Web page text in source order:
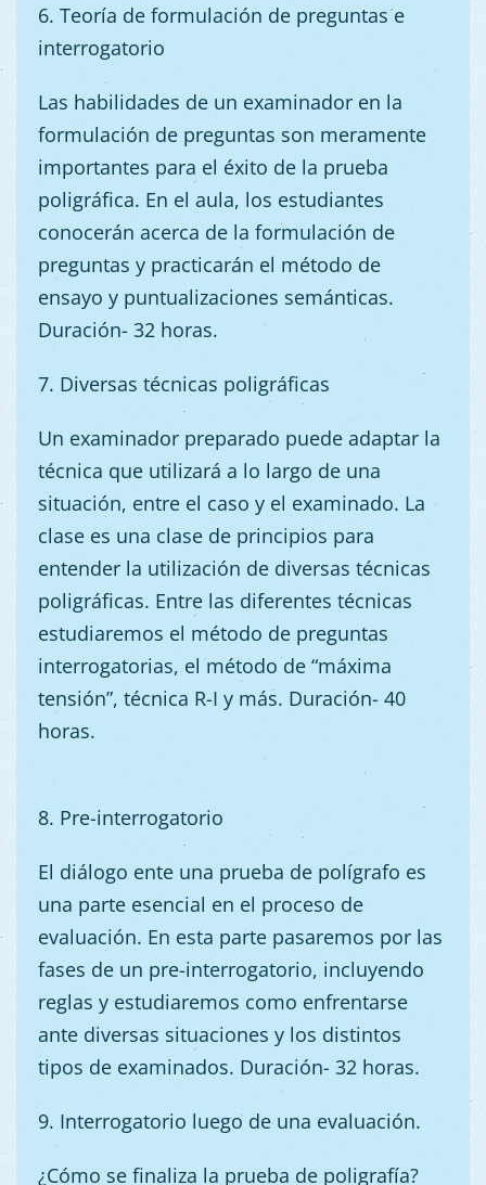
6. Teoría de formulación de preguntas e
interrogatorio
Las habilidades de un examinador en la
formulación de preguntas son meramente
importantes para el éxito de la prueba
poligráfica. En el aula, los estudiantes
conocerán acerca de la formulación de
preguntas y practicarán el método de
ensayo y puntualizaciones semánticas.
Duración- 32 horas.
7. Diversas técnicas poligráficas
Un examinador preparado puede adaptar la
técnica que utilizará a lo largo de una
situación, entre el caso y el examinado. La
clase es una clase de principios para
entender la utilización de diversas técnicas
poligráficas. Entre las diferentes técnicas
estudiaremos el método de preguntas
interrogatorias, el método de “máxima
tensión”, técnica R-I y más. Duración- 40
horas.
8. Pre-interrogatorio
El diálogo ente una prueba de polígrafo es
una parte esencial en el proceso de
evaluación. En esta parte pasaremos por las
fases de un pre-interrogatorio, incluyendo
reglas y estudiaremos como enfrentarse
ante diversas situaciones y los distintos
tipos de examinados. Duración- 32 horas.
9. Interrogatorio luego de una evaluación.
¿Cómo se finaliza la prueba de poligrafía?